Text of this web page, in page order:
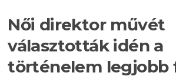
Női direktor művét
választották idén a
történelem legjobb